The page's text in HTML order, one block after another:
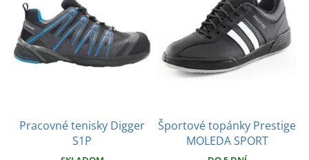
Pracovné tenisky Digger
S1P
Športové topánky Prestige
MOLEDA SPORT